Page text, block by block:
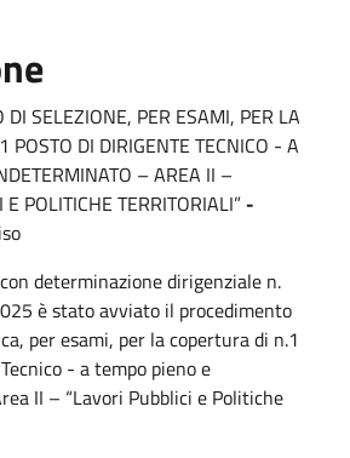
DI SELEZIONE, PER ESAMI, PER LA
POSTO DI DIRIGENTE TECNICO - A
– AREA II –
POLITICHE TERRITORIALI”-
determinazione dirigenziale n.
è stato avviato il procedimento
, per esami, per la copertura di n.1
- a tempo pieno e
II – “Lavori Pubblici e Politiche